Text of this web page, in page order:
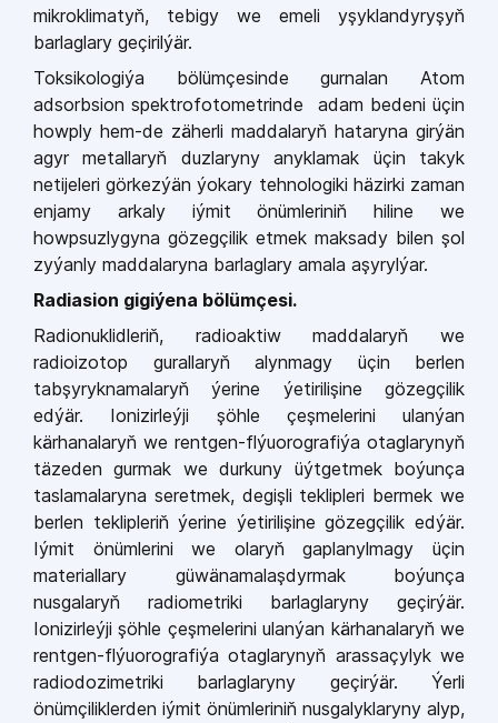
mikroklimatyň, tebigy we emeli yşyklandyryşyň
barlaglary geçirilýär.
Toksikologiýa bölümçesinde gurnalan Atom
adsorbsion spektrofotometrinde adam bedeni üçin
howply hem-de zäherli maddalaryň hataryna girýän
agyr metallaryň duzlaryny anyklamak üçin takyk
netijeleri görkezýän ýokary tehnologiki häzirki zaman
enjamy arkaly iýmit önümleriniň hiline we
howpsuzlygyna gözegçilik etmek maksady bilen şol
zyýanly maddalaryna barlaglary amala aşyrylýar.
Radiasion gigiýena bölümçesi.
Radionuklidleriň, radioaktiw maddalaryň we
radioizotop gurallaryň alynmagy üçin berlen
tabşyryknamalaryň ýerine ýetirilişine gözegçilik
edýär. Ionizirleýji şöhle çeşmelerini ulanýan
kärhanalaryň we rentgen-flýuorografiýa otaglarynyň
täzeden gurmak we durkuny üýtgetmek boýunça
taslamalaryna seretmek, degişli teklipleri bermek we
berlen teklipleriň ýerine ýetirilişine gözegçilik edýär.
Iýmit önümlerini we olaryň gaplanylmagy üçin
materiallary güwänamalaşdyrmak boýunça
nusgalaryň radiometriki barlaglaryny geçirýär.
Ionizirleýji şöhle çeşmelerini ulanýan kärhanalaryň we
rentgen-flýuorografiýa otaglarynyň arassaçylyk we
radiodozimetriki barlaglaryny geçirýär. Ýerli
önümçiliklerden iýmit önümleriniň nusgalyklaryny alyp,